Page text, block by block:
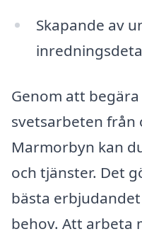
Skapande av
Genom att
svetsarbeten från
Marmorbyn kan
och tjänster. Det
bästa
behov. Att arbeta